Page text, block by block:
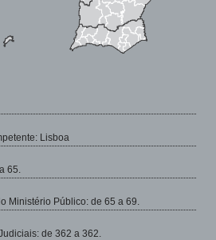
Lisboa
65.
Ministério Público: de 65 a 69.
de 362 a 362.